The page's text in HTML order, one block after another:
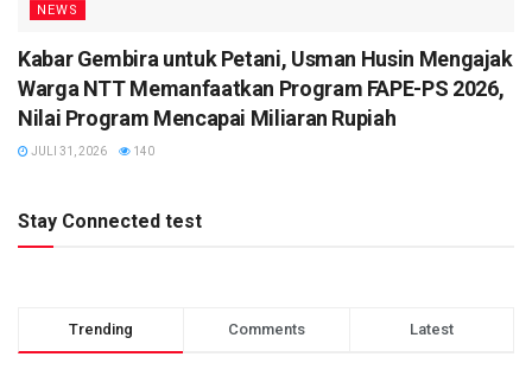
NEWS
Kabar Gembira untuk Petani, Usman Husin Mengajak
Warga NTT Memanfaatkan Program FAPE-PS 2026,
Nilai Program Mencapai Miliaran Rupiah
JULI 31, 2026 140
Stay Connected test
Trending Comments Latest